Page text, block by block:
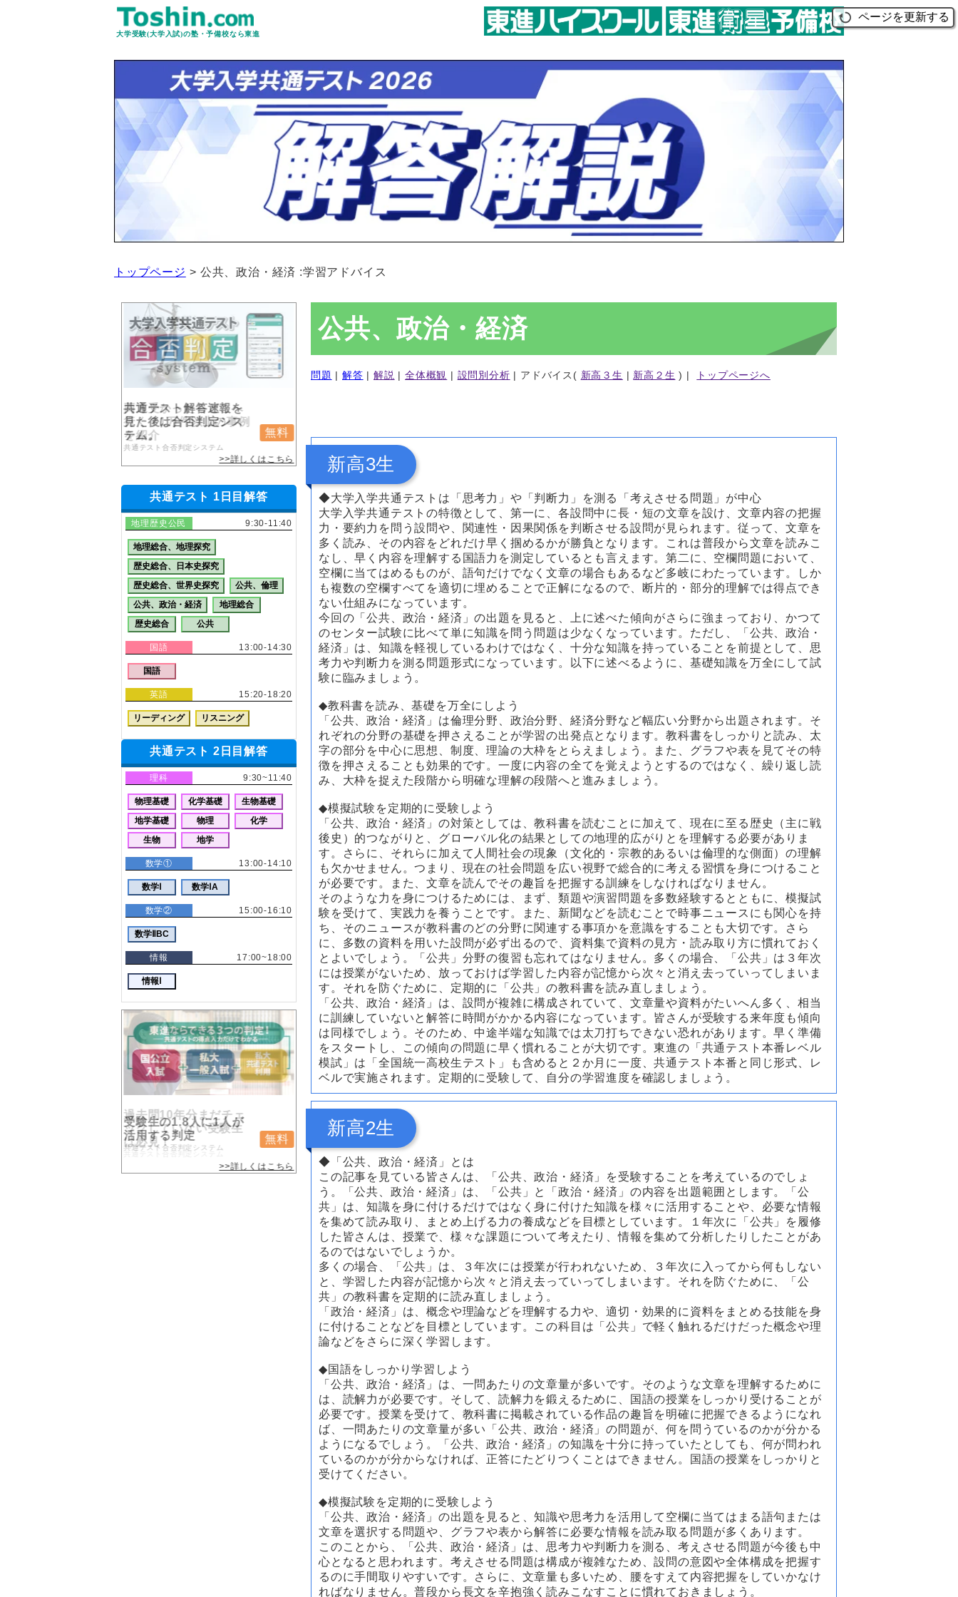
大学受験(大学入試)の塾・予備校なら東進
ページを更新する
トップページ 公共、政治・経済 :学習アドバイス
共通テスト解答速報を
見た後は合否判定シス
テム。
共通テスト合否判定システム
無料
両方受かったらどこへ
行く？1万件以上の事例
を紹介
共通テスト合否判定システム
無料
>>詳しくはこちら
共通テスト 1日目解答
地理歴史公民 9:30-11:40
地理総合、地理探究
歴史総合、日本史探究
歴史総合、世界史探究
公共、倫理
公共、政治・経済
地理総合
歴史総合
公共
国語 13:00-14:30
国語
英語 15:20-18:20
リーディング リスニング
共通テスト 2日目解答
理科 9:30~11:40
物理基礎 化学基礎
生物基礎
地学基礎
物理
化学
生物
地学
数学① 13:00-14:10
数学Ⅰ 数学ⅠA
数学② 15:00-16:10
数学ⅡBC
情報 17:00~18:00
情報Ⅰ
受験生の1.8人に1人が
活用する判定
共通テスト合否判定システム
無料
過去問10年分まだチェ
ックしていない受験生
は必見！
無料
>>詳しくはこちら
公共、政治・経済
問題 |解答 |解説 |全体概観 | 設問別分析 | アドバイス( 新高３生 | 新高２生 ) | トップページへ
新高3生
◆大学入学共通テストは「思考力」や「判断力」を測る「考えさせる問題」が中心
大学入学共通テストの特徴として、第一に、各設問中に長・短の文章を設け、文章内容の把握
力・要約力を問う設問や、関連性・因果関係を判断させる設問が見られます。従って、文章を
多く読み、その内容をどれだけ早く掴めるかが勝負となります。これは普段から文章を読みこ
なし、早く内容を理解する国語力を測定しているとも言えます。第二に、空欄問題において、
空欄に当てはめるものが、語句だけでなく文章の場合もあるなど多岐にわたっています。しか
も複数の空欄すべてを適切に埋めることで正解になるので、断片的・部分的理解では得点でき
ない仕組みになっています。
今回の「公共、政治・経済」の出題を見ると、上に述べた傾向がさらに強まっており、かつて
のセンター試験に比べて単に知識を問う問題は少なくなっています。ただし、「公共、政治・
経済」は、知識を軽視しているわけではなく、十分な知識を持っていることを前提として、思
考力や判断力を測る問題形式になっています。以下に述べるように、基礎知識を万全にして試
験に臨みましょう。
◆教科書を読み、基礎を万全にしよう
「公共、政治・経済」は倫理分野、政治分野、経済分野など幅広い分野から出題されます。そ
れぞれの分野の基礎を押さえることが学習の出発点となります。教科書をしっかりと読み、太
字の部分を中心に思想、制度、理論の大枠をとらえましょう。また、グラフや表を見てその特
徴を押さえることも効果的です。一度に内容の全てを覚えようとするのではなく、繰り返し読
み、大枠を捉えた段階から明確な理解の段階へと進みましょう。
◆模擬試験を定期的に受験しよう
「公共、政治・経済」の対策としては、教科書を読むことに加えて、現在に至る歴史（主に戦
後史）的つながりと、グローバル化の結果としての地理的広がりとを理解する必要がありま
す。さらに、それらに加えて人間社会の現象（文化的・宗教的あるいは倫理的な側面）の理解
も欠かせません。つまり、現在の社会問題を広い視野で総合的に考える習慣を身につけること
が必要です。また、文章を読んでその趣旨を把握する訓練をしなければなりません。
そのような力を身につけるためには、まず、類題や演習問題を多数経験するとともに、模擬試
験を受けて、実践力を養うことです。また、新聞などを読むことで時事ニュースにも関心を持
ち、そのニュースが教科書のどの分野に関連する事項かを意識をすることも大切です。さら
に、多数の資料を用いた設問が必ず出るので、資料集で資料の見方・読み取り方に慣れておく
とよいでしょう。「公共」分野の復習も忘れてはなりません。多くの場合、「公共」は３年次
には授業がないため、放っておけば学習した内容が記憶から次々と消え去っていってしまいま
す。それを防ぐために、定期的に「公共」の教科書を読み直しましょう。
「公共、政治・経済」は、設問が複雑に構成されていて、文章量や資料がたいへん多く、相当
に訓練していないと解答に時間がかかる内容になっています。皆さんが受験する来年度も傾向
は同様でしょう。そのため、中途半端な知識では太刀打ちできない恐れがあります。早く準備
をスタートし、この傾向の問題に早く慣れることが大切です。東進の「共通テスト本番レベル
模試」は「全国統一高校生テスト」も含めると２か月に一度、共通テスト本番と同じ形式、レ
ベルで実施されます。定期的に受験して、自分の学習進度を確認しましょう。
新高2生
◆「公共、政治・経済」とは
この記事を見ている皆さんは、「公共、政治・経済」を受験することを考えているのでしょ
う。「公共、政治・経済」は、「公共」と「政治・経済」の内容を出題範囲とします。「公
共」は、知識を身に付けるだけではなく身に付けた知識を様々に活用することや、必要な情報
を集めて読み取り、まとめ上げる力の養成などを目標としています。１年次に「公共」を履修
した皆さんは、授業で、様々な課題について考えたり、情報を集めて分析したりしたことがあ
るのではないでしょうか。
多くの場合、「公共」は、３年次には授業が行われないため、３年次に入ってから何もしない
と、学習した内容が記憶から次々と消え去っていってしまいます。それを防ぐために、「公
共」の教科書を定期的に読み直しましょう。
「政治・経済」は、概念や理論などを理解する力や、適切・効果的に資料をまとめる技能を身
に付けることなどを目標としています。この科目は「公共」で軽く触れるだけだった概念や理
論などをさらに深く学習します。
◆国語をしっかり学習しよう
「公共、政治・経済」は、一問あたりの文章量が多いです。そのような文章を理解するために
は、読解力が必要です。そして、読解力を鍛えるために、国語の授業をしっかり受けることが
必要です。授業を受けて、教科書に掲載されている作品の趣旨を明確に把握できるようになれ
ば、一問あたりの文章量が多い「公共、政治・経済」の問題が、何を問うているのかが分かる
ようになるでしょう。「公共、政治・経済」の知識を十分に持っていたとしても、何が問われ
ているのかが分からなければ、正答にたどりつくことはできません。国語の授業をしっかりと
受けてください。
◆模擬試験を定期的に受験しよう
「公共、政治・経済」の出題を見ると、知識や思考力を活用して空欄に当てはまる語句または
文章を選択する問題や、グラフや表から解答に必要な情報を読み取る問題が多くあります。
このことから、「公共、政治・経済」は、思考力や判断力を測る、考えさせる問題が今後も中
心となると思われます。考えさせる問題は構成が複雑なため、設問の意図や全体構成を把握す
るのに手間取りやすいです。さらに、文章量も多いため、腰をすえて内容把握をしていかなけ
ればなりません。普段から長文を辛抱強く読みこなすことに慣れておきましょう。